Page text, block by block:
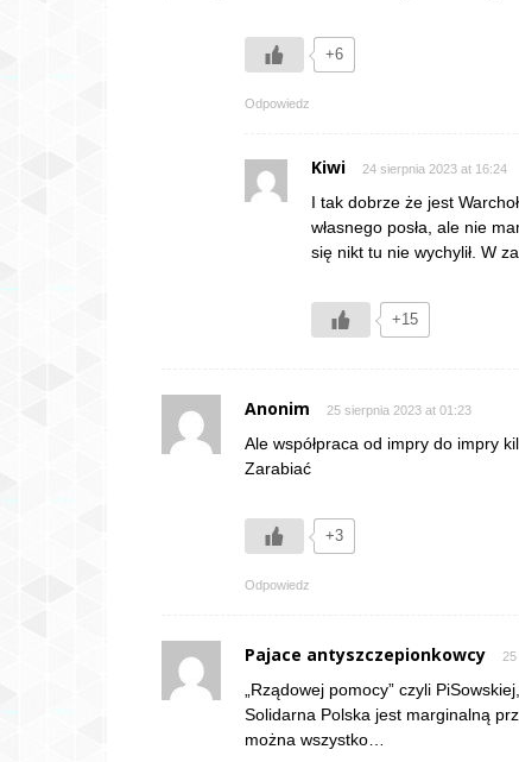
+6
Odpowiedz
Kiwi 24 sierpnia 2023 at 16:24
I tak dobrze że jest
własnego posła, ale nie
się nikt tu nie wychylił. W
+15
Anonim 25 sierpnia 2023 at 01:23
Ale współpraca od impry do impry
Zarabiać
+3
Odpowiedz
Pajace antyszczepionkowcy
„Rządowej pomocy” czyli
Solidarna Polska jest marginalną
można wszystko…